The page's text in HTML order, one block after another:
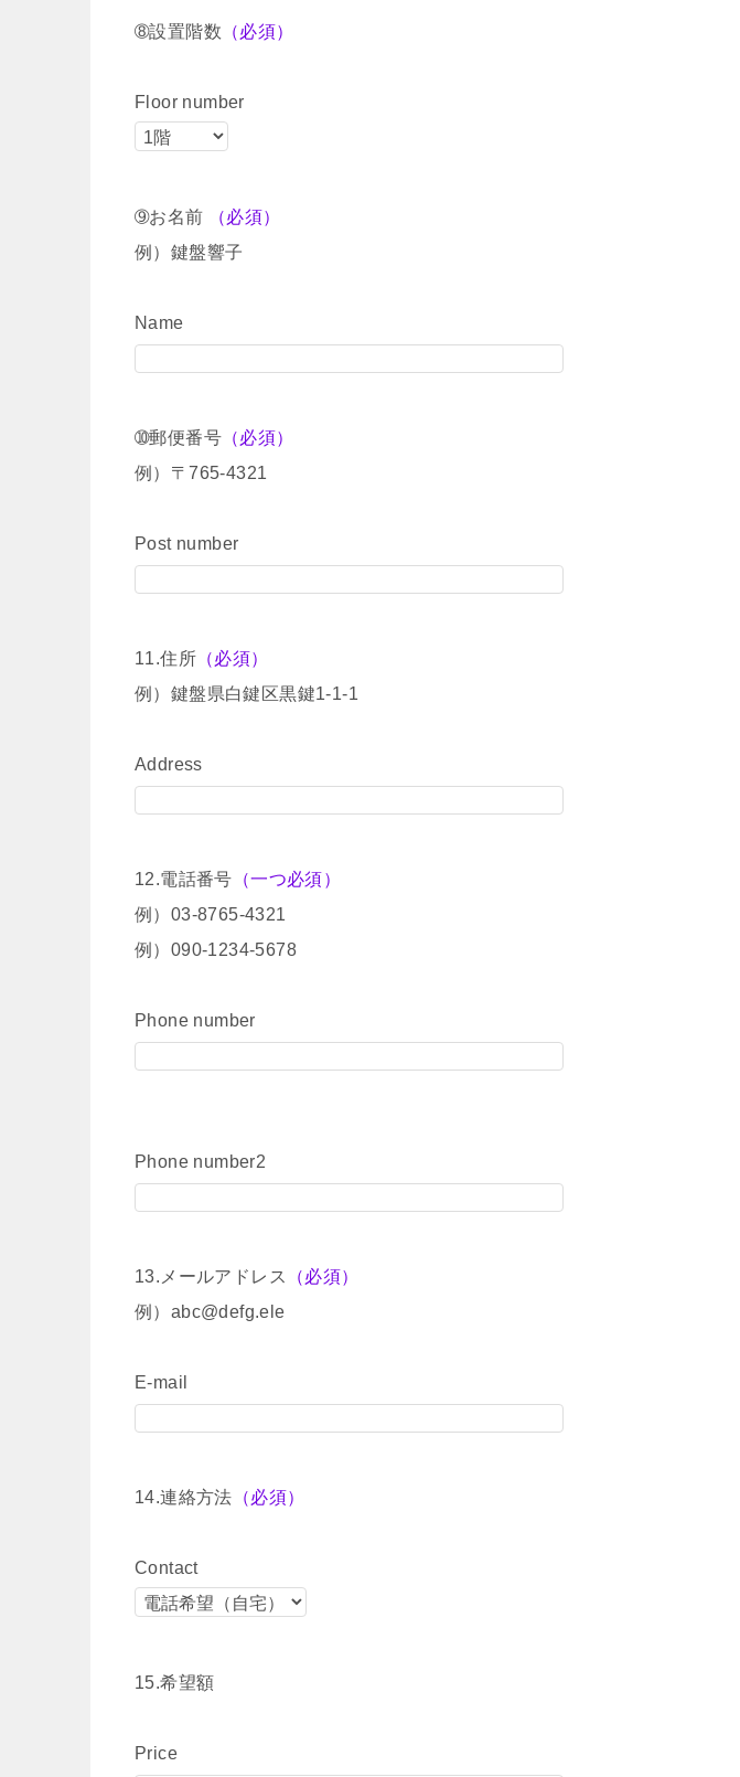
➇設置階数 （必須）
Floor number
➈お名前
（必須）
例）鍵盤響子
Name
➉郵便番号 （必須）
例）〒765-4321
Post number
11.住所 （必須）
例）鍵盤県白鍵区黒鍵1-1-1
Address
12.電話番号 （一つ必須）
例）03-8765-4321
例）090-1234-5678
Phone number
Phone number2
13.メールアドレス
（必須）
例）abc@defg.ele
E-mail
14.連絡方法 （必須）
Contact
15.希望額
Price